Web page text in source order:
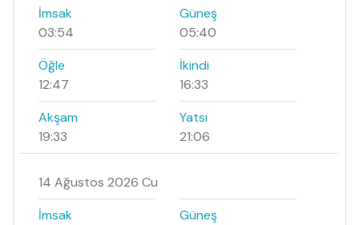
İmsak
03:54
Güneş
05:40
Öğle
12:47
İkindi
16:33
Akşam
19:33
Yatsı
21:06
14 Ağustos 2026 Cu
İmsak
Güneş